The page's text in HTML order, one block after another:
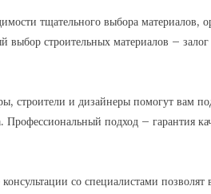
тщательного выбора материалов,
строительных материалов – залог
строители и дизайнеры помогут вам
подход – гарантия
со специалистами позволят